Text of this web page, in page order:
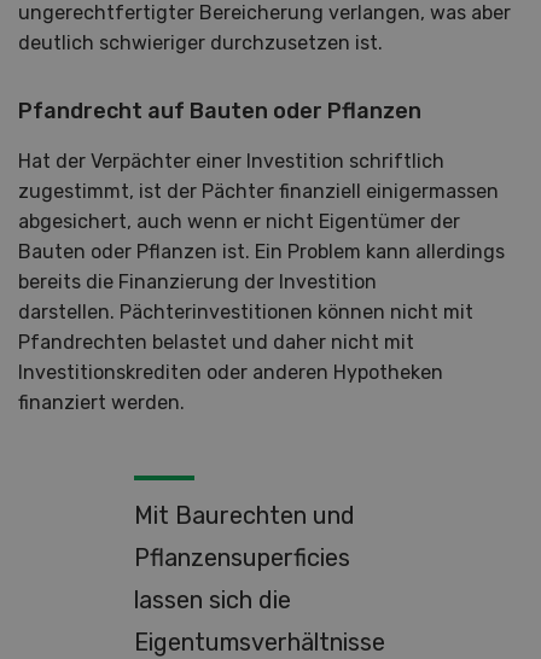
ungerechtfertigter Bereicherung verlangen, was aber
deutlich schwieriger durchzusetzen ist.
Pfandrecht auf Bauten oder Pflanzen
Hat der Verpächter einer Investition schriftlich
zugestimmt, ist der Pächter finanziell einigermassen
abgesichert, auch wenn er nicht Eigentümer der
Bauten oder Pflanzen ist. Ein Problem kann allerdings
bereits die Finanzierung der Investition
darstellen. Pächterinvestitionen können nicht mit
Pfandrechten belastet und daher nicht mit
Investitionskrediten oder anderen Hypotheken
finanziert werden.
Mit Baurechten und
Pflanzensuperficies
lassen sich die
Eigentumsverhältnisse